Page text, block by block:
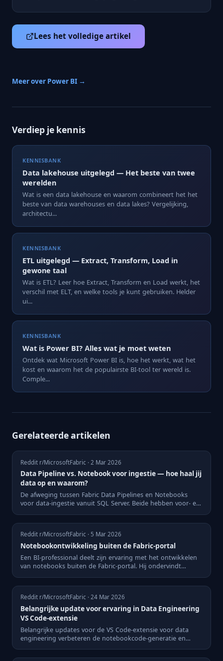
Lees het volledige artikel
Meer over Power BI →
Verdiep je kennis
KENNISBANK
Data lakehouse uitgelegd — Het beste van twee
werelden
Wat is een data lakehouse en waarom combineert het het
beste van data warehouses en data lakes? Vergelijking,
architectu...
KENNISBANK
ETL uitgelegd — Extract, Transform, Load in
gewone taal
Wat is ETL? Leer hoe Extract, Transform en Load werkt, het
verschil met ELT, en welke tools je kunt gebruiken. Helder
ui...
KENNISBANK
Wat is Power BI? Alles wat je moet weten
Ontdek wat Microsoft Power BI is, hoe het werkt, wat het
kost en waarom het de populairste BI-tool ter wereld is.
Comple...
Gerelateerde artikelen
Reddit r/MicrosoftFabric · 2 Mar 2026
Data Pipeline vs. Notebook voor ingestie — hoe haal jij
data op en waarom?
De afweging tussen Fabric Data Pipelines en Notebooks
voor data-ingestie vanuit SQL Server. Beide hebben voor- en
Reddit r/MicrosoftFabric · 5 Mar 2026
Notebookontwikkeling buiten de Fabric-portal
Een BI-professional deelt zijn ervaring met het ontwikkelen
van notebooks buiten de Fabric-portal. Hij ondervindt
Reddit r/MicrosoftFabric · 24 Mar 2026
Belangrijke update voor ervaring in Data Engineering
VS Code-extensie
Belangrijke updates voor de VS Code-extensie voor data
engineering verbeteren de notebookcode-generatie en